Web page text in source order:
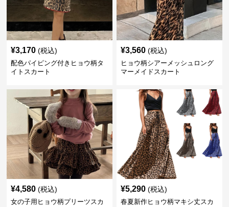
¥3,170 (税込)
配色パイピング付きヒョウ柄タ
イトスカート
¥3,560 (税込)
ヒョウ柄シアーメッシュロング
マーメイドスカート
¥4,580 (税込)
女の子用ヒョウ柄プリーツスカ
¥5,290 (税込)
春夏新作ヒョウ柄マキシ丈スカ